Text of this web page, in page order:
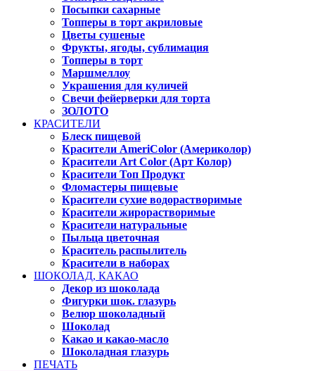
Посыпки сахарные
Топперы в торт акриловые
Цветы сушеные
Фрукты, ягоды, сублимация
Топперы в торт
Маршмеллоу
Украшения для куличей
Свечи фейерверки для торта
ЗОЛОТО
КРАСИТЕЛИ
Блеск пищевой
Красители AmeriColor (Америколор)
Красители Art Color (Арт Колор)
Красители Топ Продукт
Фломастеры пищевые
Красители сухие водорастворимые
Красители жирорастворимые
Красители натуральные
Пыльца цветочная
Краситель распылитель
Красители в наборах
ШОКОЛАД, КАКАО
Декор из шоколада
Фигурки шок. глазурь
Велюр шоколадный
Шоколад
Какао и какао-масло
Шоколадная глазурь
ПЕЧАТЬ